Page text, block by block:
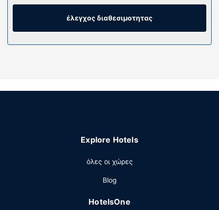
ακόμη καλωδιακά κανάλια. Τα ιδιωτικά μπάνια με
ντουζιέρες διαθέτουν δωρεάν προϊόντα προσωπικής
απολαύστε άλλες ψυχαγωγικές δυνατότητες, όπως
δωρεάν λεωφορειάκι.
τα 4 εστιατόρια που υπάρχουν σε αυτό το ξενοδοχείο ή
service. Επίσης, θα βρείτε σνακ σε μια καφετέρια.
έλεγχος διαθεσιμοτητας
Explore Hotels
όλες οι χώρες
Blog
HotelsOne